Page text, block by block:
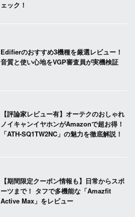
ェック！
Edifierのおすすめ3機種を厳選レビュー！
音質と使い心地をVGP審査員が実機検証
【評論家レビュー有】オーテクのおしゃれ
ノイキャンイヤホンがAmazonで超お得！
「ATH-SQ1TW2NC」の魅力を徹底解説！
【期間限定クーポン情報も】日常からスポ
ーツまで！ タフで多機能な「Amazfit
Active Max」をレビュー